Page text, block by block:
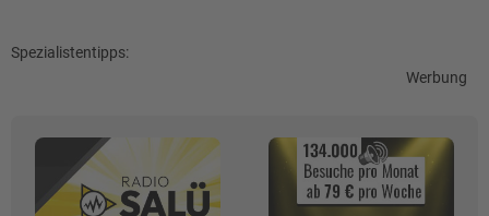
Spezialistentipps:
Werbung